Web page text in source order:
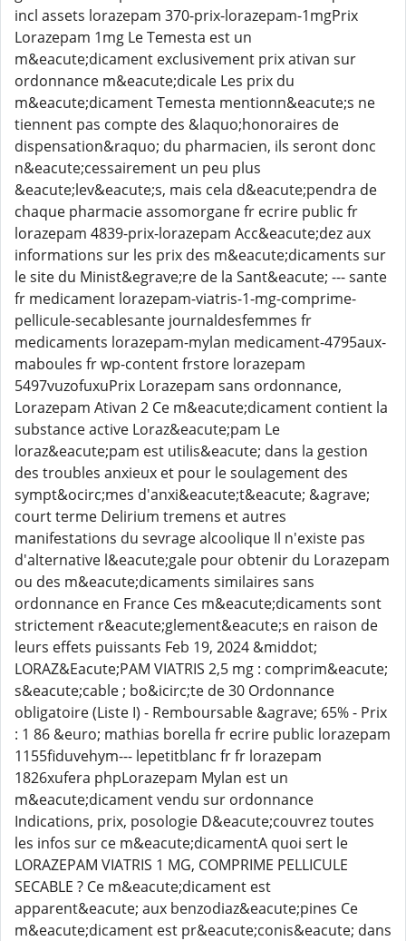
incl assets lorazepam 370-prix-lorazepam-1mgPrix
Lorazepam 1mg Le Temesta est un
m&eacute;dicament exclusivement prix ativan sur
ordonnance m&eacute;dicale Les prix du
m&eacute;dicament Temesta mentionn&eacute;s ne
tiennent pas compte des &laquo;honoraires de
dispensation&raquo; du pharmacien, ils seront donc
n&eacute;cessairement un peu plus
&eacute;lev&eacute;s, mais cela d&eacute;pendra de
chaque pharmacie assomorgane fr ecrire public fr
lorazepam 4839-prix-lorazepam Acc&eacute;dez aux
informations sur les prix des m&eacute;dicaments sur
le site du Minist&egrave;re de la Sant&eacute; --- sante
fr medicament lorazepam-viatris-1-mg-comprime-
pellicule-secablesante journaldesfemmes fr
medicaments lorazepam-mylan medicament-4795aux-
maboules fr wp-content frstore lorazepam
5497vuzofuxuPrix Lorazepam sans ordonnance,
Lorazepam Ativan 2 Ce m&eacute;dicament contient la
substance active Loraz&eacute;pam Le
loraz&eacute;pam est utilis&eacute; dans la gestion
des troubles anxieux et pour le soulagement des
sympt&ocirc;mes d'anxi&eacute;t&eacute; &agrave;
court terme Delirium tremens et autres
manifestations du sevrage alcoolique Il n'existe pas
d'alternative l&eacute;gale pour obtenir du Lorazepam
ou des m&eacute;dicaments similaires sans
ordonnance en France Ces m&eacute;dicaments sont
strictement r&eacute;glement&eacute;s en raison de
leurs effets puissants Feb 19, 2024 &middot;
LORAZ&Eacute;PAM VIATRIS 2,5 mg : comprim&eacute;
s&eacute;cable ; bo&icirc;te de 30 Ordonnance
obligatoire (Liste I) - Remboursable &agrave; 65% - Prix
: 1 86 &euro; mathias borella fr ecrire public lorazepam
1155fiduvehym--- lepetitblanc fr fr lorazepam
1826xufera phpLorazepam Mylan est un
m&eacute;dicament vendu sur ordonnance
Indications, prix, posologie D&eacute;couvrez toutes
les infos sur ce m&eacute;dicamentA quoi sert le
LORAZEPAM VIATRIS 1 MG, COMPRIME PELLICULE
SECABLE ? Ce m&eacute;dicament est
apparent&eacute; aux benzodiaz&eacute;pines Ce
m&eacute;dicament est pr&eacute;conis&eacute; dans